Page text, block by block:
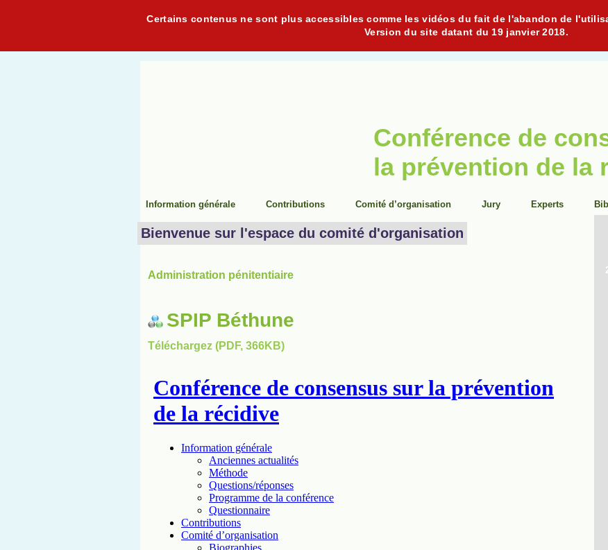
Certains contenus ne sont plus accessibles comme les vidéos du fait de l'abandon de
Version du site datant du 19 janvier 2018.
Conférence de
la prévention de la
Information générale Contributions Comité d’organisation Jury Experts
Bienvenue sur l'espace du comité d'organisation
Administration pénitentiaire
SPIP Béthune
Téléchargez (PDF, 366KB)